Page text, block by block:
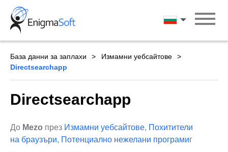
Skip
content
български
База данни за заплахи
Измамни уебсайтове
Directsearchapp
Directsearchapp
До Mezo през Измамни уебсайтове, Похитители
на браузъри, Потенциално нежелани програмиг